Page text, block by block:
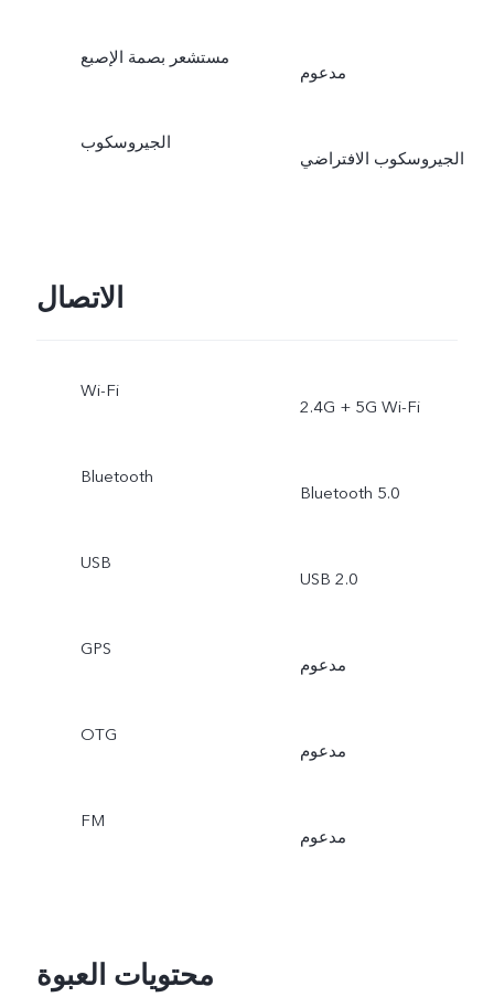
مستشعر بصمة الإصبع
مدعوم
الجيروسكوب
الجيروسكوب الافتراضي
الاتصال
Wi-Fi
2.4G + 5G Wi-Fi
Bluetooth
Bluetooth 5.0
USB
USB 2.0
GPS
مدعوم
OTG
مدعوم
FM
مدعوم
محتويات العبوة